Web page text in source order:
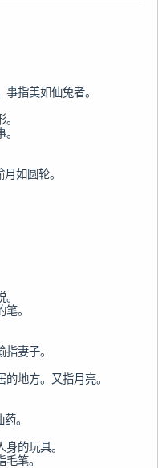
指美如仙兔者。
如圆轮。
。
妻子。
地方。又指月亮。
。
的玩具。
笔。